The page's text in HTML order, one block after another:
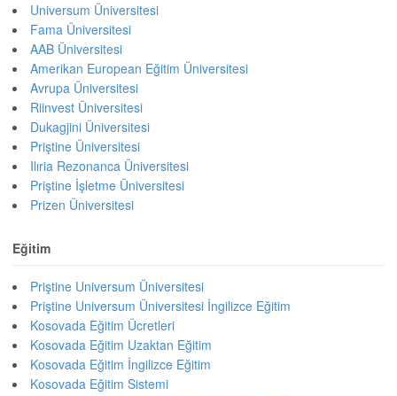
Universum Üniversitesi
Fama Üniversitesi
AAB Üniversitesi
Amerikan European Eğitim Üniversitesi
Avrupa Üniversitesi
Riinvest Üniversitesi
Dukagjini Üniversitesi
Priştine Üniversitesi
Ilıria Rezonanca Üniversitesi
Priştine İşletme Üniversitesi
Prizen Üniversitesi
Eğitim
Priştine Universum Üniversitesi
Priştine Universum Üniversitesi İngilizce Eğitim
Kosovada Eğitim Ücretleri
Kosovada Eğitim Uzaktan Eğitim
Kosovada Eğitim İngilizce Eğitim
Kosovada Eğitim Sistemi